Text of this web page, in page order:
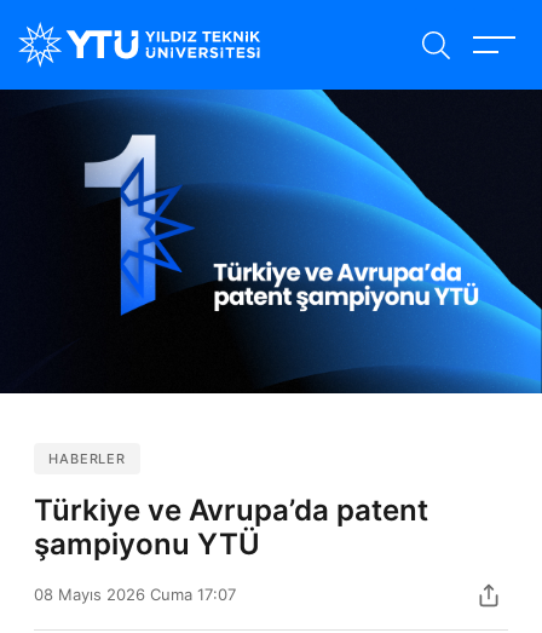
içeriğe
HABERLER
Türkiye ve Avrupa’da patent
şampiyonu YTÜ
08 Mayıs 2026 Cuma 17:07